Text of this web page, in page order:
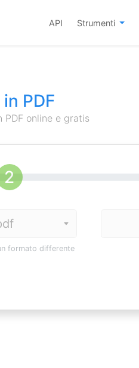
API Strumenti
PDF
PDF online e gratis
formato differente